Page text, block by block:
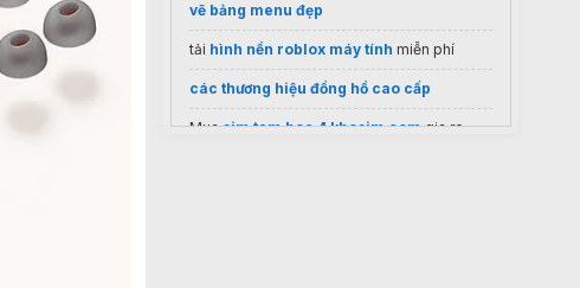
vẽ bảng menu đẹp
tải hình nền roblox máy tính miễn phí
các thương hiệu đồng hồ cao cấp
Muasim tam hoa 4 khosim comgia re